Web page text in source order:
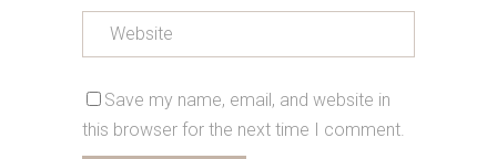
Save my name, email, and website in
this browser for the next time I comment.